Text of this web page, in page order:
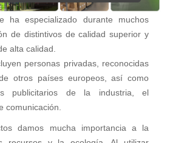
ha especializado durante muchos
de distintivos de calidad superior y
alta calidad.
personas privadas, reconocidas
otros países europeos, así como
publicitarios de la industria, el
comunicación.
damos mucha importancia a la